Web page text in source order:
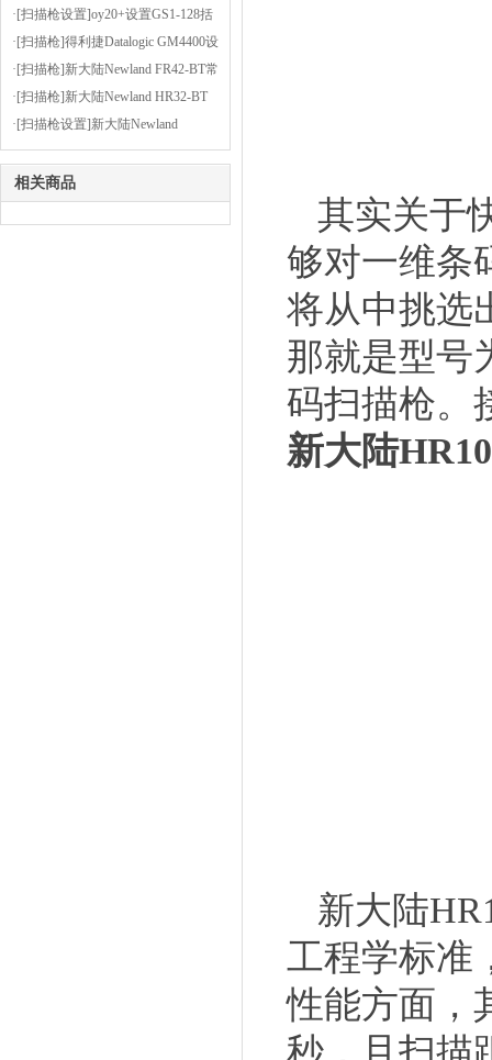
置为按键扫描或者连续扫描（扫描
方式）
·[扫描枪设置]oy20+设置GS1-128括
号使能
·[扫描枪]得利捷Datalogic GM4400设
置后缀为逗号
·[扫描枪]新大陆Newland FR42-BT常
见问题及解决方法
·[扫描枪]新大陆Newland HR32-BT
设置前缀为STX（02），后缀为
ETX（03）
·[扫描枪设置]新大陆Newland
OY20+安装虚拟串口驱动的步骤
相关商品
其实关于
够对一维条
将从中挑选
那就是型号
码扫描枪。
新大陆
新大陆
工程学标准
性能方面，
秒，且扫描